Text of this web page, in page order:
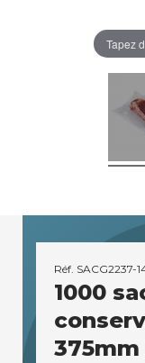
Tapez
Réf. SACG2237-
1000
375mm